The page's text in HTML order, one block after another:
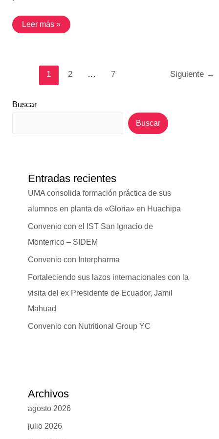
Leer más »
1 2 … 7 Siguiente →
Buscar
Buscar
Entradas recientes
UMA consolida formación práctica de sus
alumnos en planta de «Gloria» en Huachipa
Convenio con el IST San Ignacio de
Monterrico – SIDEM
Convenio con Interpharma
Fortaleciendo sus lazos internacionales con la
visita del ex Presidente de Ecuador, Jamil
Mahuad
Convenio con Nutritional Group YC
Archivos
agosto 2026
julio 2026